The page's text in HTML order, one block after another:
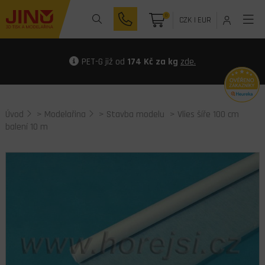
0 CZK| EUR
PET-G již od 174 Kč za kg zde.
Úvod > Modelařina > Stavba modelu > Vlies šíře 100 cm
balení 10 m